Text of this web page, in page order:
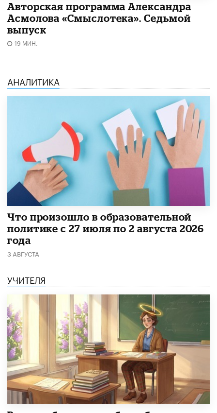
Авторская программа Александра
Асмолова «Смыслотека». Седьмой
выпуск
19 МИН.
АНАЛИТИКА
​Что произошло в образовательной
политике с 27 июля по 2 августа 2026
года
3 АВГУСТА
УЧИТЕЛЯ